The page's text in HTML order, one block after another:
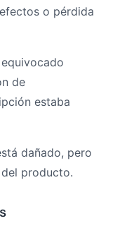
o pérdida
de
estaba
dañado, pero
producto.